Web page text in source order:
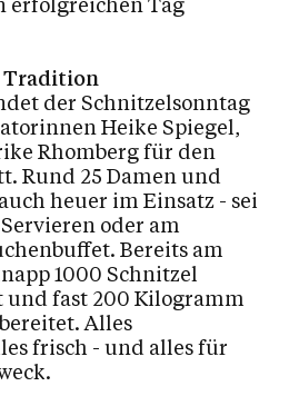
Tradition
der Schnitzelsonntag
Heike Spiegel,
Rhomberg für den
Rund 25 Damen und
heuer im Einsatz - sei
oder am
Bereits am
1000 Schnitzel
fast 200 Kilogramm
Alles
frisch - und alles für